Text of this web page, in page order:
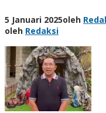
5 Januari 2025oleh
oleh Redaksi